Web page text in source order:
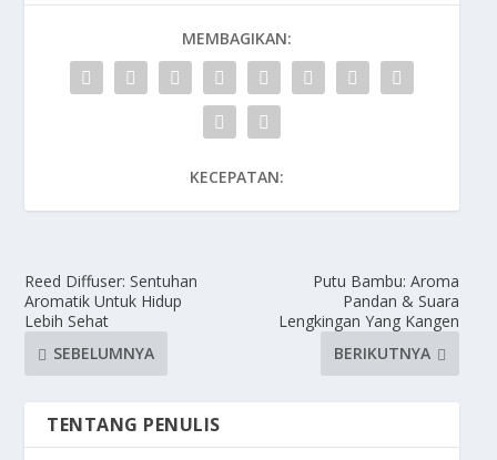
MEMBAGIKAN:
KECEPATAN:
Reed Diffuser: Sentuhan
Aromatik Untuk Hidup
Lebih Sehat
SEBELUMNYA
Putu Bambu: Aroma
Pandan & Suara
Lengkingan Yang Kangen
BERIKUTNYA
TENTANG PENULIS